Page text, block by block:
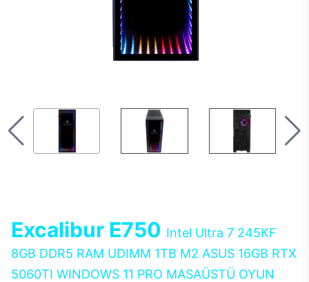
Excalibur E750 Intel Ultra 7 245KF
8GB DDR5 RAM UDIMM 1TB M2 ASUS 16GB RTX
5060TI WINDOWS 11 PRO MASAÜSTÜ OYUN